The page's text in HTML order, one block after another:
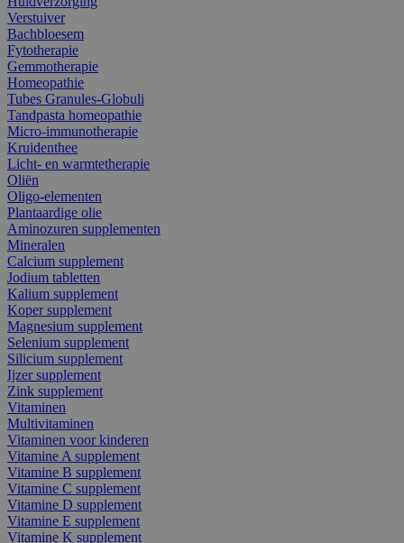
Verstuiver
Bachbloesem
Fytotherapie
Gemmotherapie
Homeopathie
Tubes Granules-Globuli
Tandpasta homeopathie
Micro-immunotherapie
Kruidenthee
Licht- en warmtetherapie
Oliën
Oligo-elementen
Plantaardige olie
Aminozuren supplementen
Mineralen
Calcium supplement
Jodium tabletten
Kalium supplement
Koper supplement
Magnesium supplement
Selenium supplement
Silicium supplement
Ijzer supplement
Zink supplement
Vitaminen
Multivitaminen
Vitaminen voor kinderen
Vitamine A supplement
Vitamine B supplement
Vitamine C supplement
Vitamine D supplement
Vitamine E supplement
Vitamine K supplement